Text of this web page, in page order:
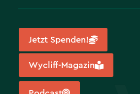
Jetzt Spenden!
Wycliff-Magazin